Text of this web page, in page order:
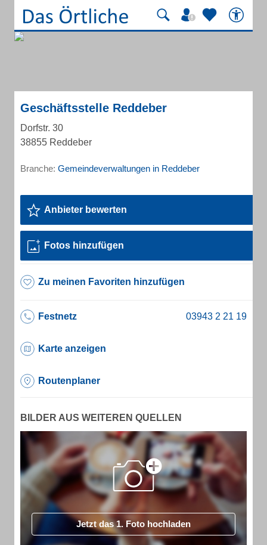
Geschäftsstelle Reddeber
Dorfstr. 30
38855 Reddeber
Branche: Gemeindeverwaltungen in Reddeber
Anbieter bewerten
Fotos hinzufügen
Zu meinen Favoriten hinzufügen
Festnetz
Karte anzeigen
Routenplaner
BILDER AUS WEITEREN QUELLEN
Jetzt das 1. Foto hochladen